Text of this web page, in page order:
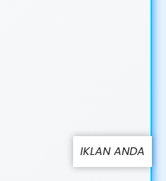
IKLAN ANDA